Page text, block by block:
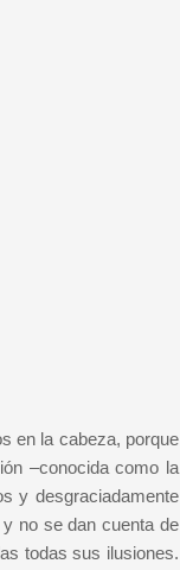
en la cabeza, porque
–conocida como la
y desgraciadamente
no se dan cuenta de
todas sus ilusiones.